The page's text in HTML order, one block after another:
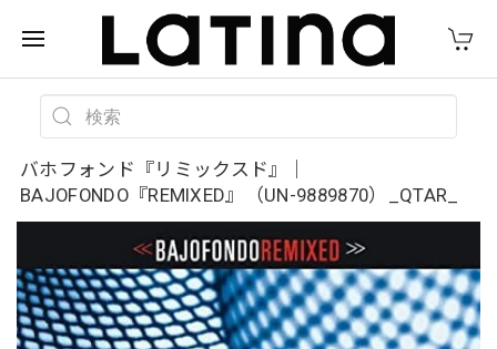
バホフォンド『リミックスド』｜
BAJOFONDO『REMIXED』（UN-9889870）_QTAR_